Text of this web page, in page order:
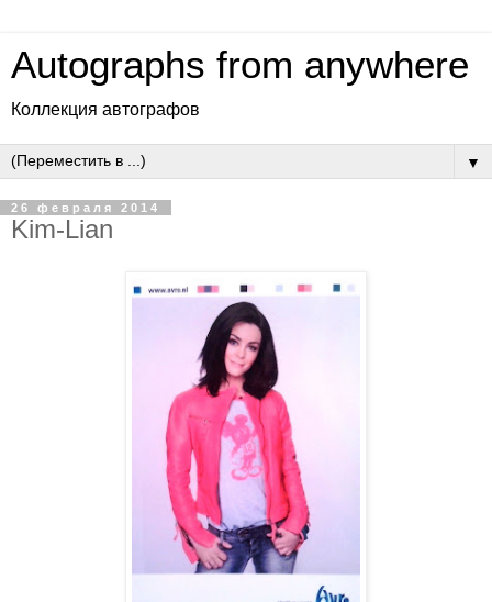
Autographs from anywhere
Коллекция автографов
▼
26 февраля 2014
Kim-Lian